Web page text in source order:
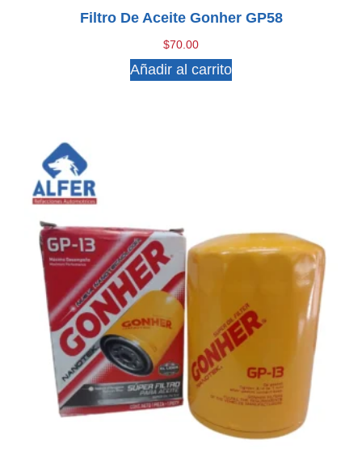
Filtro De Aceite Gonher GP58
$70.00
Añadir al carrito